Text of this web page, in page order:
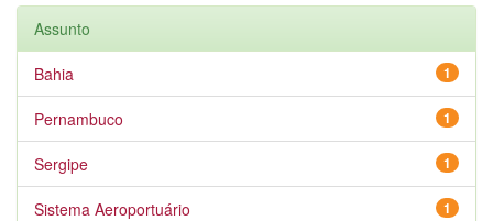
Assunto
1
Bahia
1
Pernambuco
1
Sergipe
1
Sistema Aeroportuário